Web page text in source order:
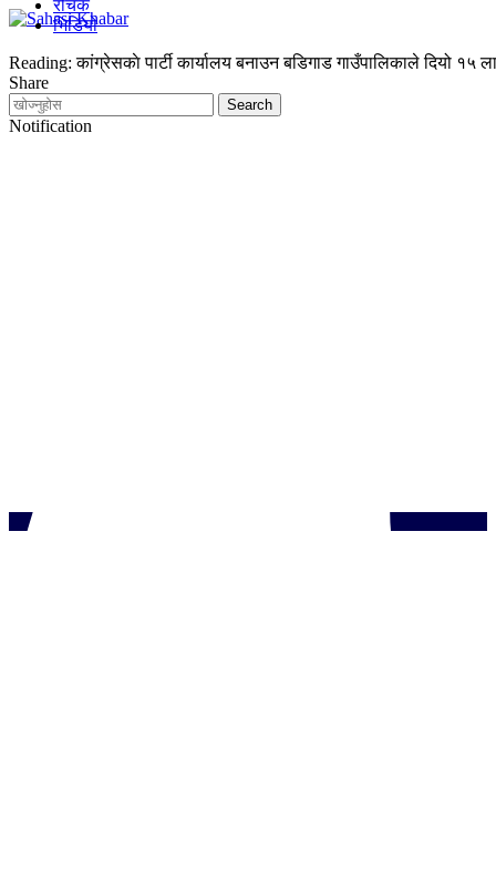
रोचक
भिडियो
Reading: कांग्रेसकाे पार्टी कार्यालय बनाउन बडिगाड गाउँपालिकाले दियो १५
Share
Notification